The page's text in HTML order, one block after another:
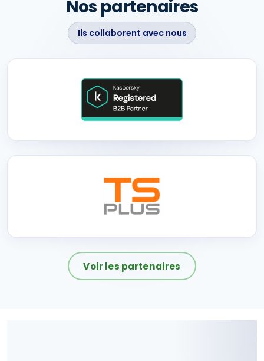
Nos partenaires
Ils collaborent avec nous
Voir les partenaires